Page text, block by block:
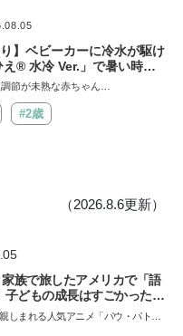
り】ベビーカーに冷水が駆け
® 水冷 Ver.」で暑い時期
かけをサポート
節が未熟な赤ちゃん…
#2歳
（2026.8.6更新）
家族で旅したアメリカで「語
子どもの成長はすごかった」
『パウ・パトロール ザ・ダ
しまれる人気アニメ「パウ・パトロ